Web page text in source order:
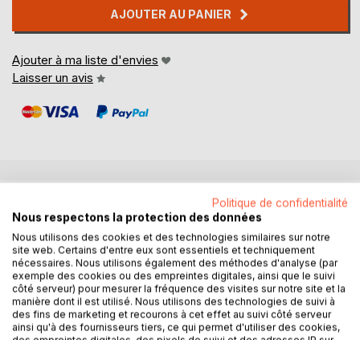
AJOUTER AU PANIER
Ajouter à ma liste d'envies
Laisser un avis
Coralie Lefèvre est une jeune fille asiatique née à Troyes.
En 2ème année de fac d'Histoire à l'Université Hôtel-Dieu-
le-Comte, sortir avec des camarades ou aller en soirée
avec eux, ce n'est pas du tout son truc. Introvertie, son
truc, c'est plutôt prendre sa voiture et vadrouiller dans
l'Aube, ou autour, afin de profiter de la nature et du
Politique de confidentialité
Nous respectons la protection des données
Nous utilisons des cookies et des technologies similaires sur notre
site web. Certains d'entre eux sont essentiels et techniquement
nécessaires. Nous utilisons également des méthodes d'analyse (par
exemple des cookies ou des empreintes digitales, ainsi que le suivi
côté serveur) pour mesurer la fréquence des visites sur notre site et la
manière dont il est utilisé. Nous utilisons des technologies de suivi à
des fins de marketing et recourons à cet effet au suivi côté serveur
ainsi qu'à des fournisseurs tiers, ce qui permet d'utiliser des cookies,